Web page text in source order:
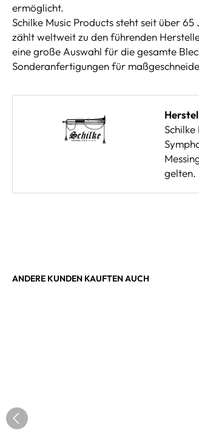
ermöglicht.
Schilke Music Products steht seit über
zählt weltweit zu den führenden
eine große Auswahl für die gesamte
Sonderanfertigungen für
gelten.
ANDERE KUNDEN KAUFTEN AUCH